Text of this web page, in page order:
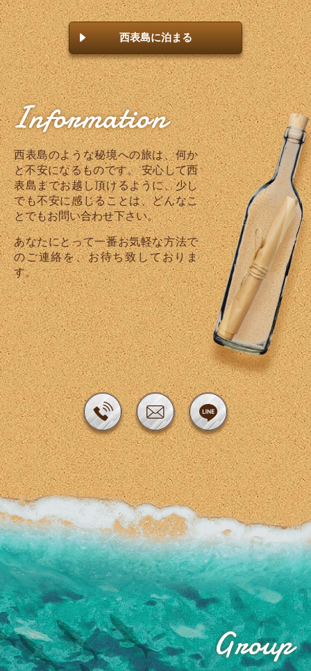
西表島に泊まる
Information
西表島のような秘境への旅は、何か
と不安になるものです。 安心して西
表島までお越し頂けるように、少し
でも不安に感じることは、どんなこ
とでもお問い合わせ下さい。
あなたにとって一番お気軽な方法で
のご連絡を、お待ち致しておりま
す。
Group